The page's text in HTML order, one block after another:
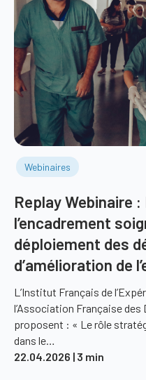
Webinaires
Replay Webinaire
l’encadrement
déploiement des
d’amélioration de
L’Institut Français de
l’Association Française des
proposent : « Le rôle
dans le…
22.04.2026 | 3 min